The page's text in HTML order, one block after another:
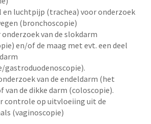
en luchtpijp (trachea) voor onderzoek
(bronchoscopie)
van de slokdarm
en/of de maag met evt. een deel
gastroduodenoscopie).
van de endeldarm (het
van de dikke darm (coloscopie).
controle op uitvloeiing uit de
(vaginoscopie)